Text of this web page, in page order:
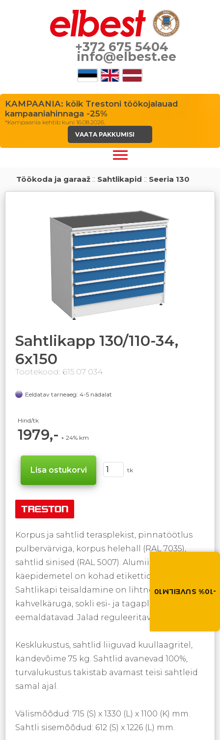
Suvi toob
-10% SUVEILM10
+372 675 5404
info@elbest.ee
KAMPAANIA: kõik Trestoni töökojalauad
kampaaniahinnaga -25%
*Kampaania kehtib kuni 16.08.2026.
VAATA PAKKUMISI
Töökoda ja garaaž:: Sahtlikapid :: Seeria 130
Sahtlikapp 130/110-34,
6x150
Tootekood: 615 07 034
Eeldatav tarneaeg: 4-5 nädalat
Hind/tk
1979,- + 24% km
tk
Korpus ja sahtlid terasplekist, pinnatöötlus
pulbervärviga, korpus helehall (RAL 7035),
sahtlid sinised (RAL 5007). Alumiiniumist
käepidemetel on kohad etikettide jaoks.
Sahtlikapi teisaldamine on lihtne
kahvelkäruga, sokli esi- ja tagaplaat on
eemaldatavad. Jalad reguleeritavad.
Kesklukustus, sahtlid liiguvad kuullaagritel,
kandevõime 75 kg. Sahtlid avanevad 100%,
turvalukustus takistab avamast teisi sahtleid
samal ajal.
Välismõõdud: 715 (S) x 1330 (L) x 1100 (K) mm.
Sahtli sisemõõdud: 612 (S) x 1226 (L) mm.